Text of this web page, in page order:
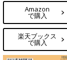
Amazon
で購入
楽天ブックス
で購入